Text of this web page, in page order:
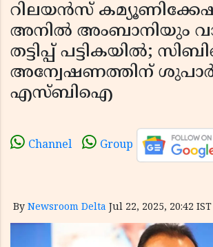
റിലയൻസ്
അനിൽ അംബാനിയും
തട്ടിപ്പ് പട്ടികയിൽ;
അന്വേഷണത്തിന്
എസ്ബിഐ
Channel Group
By Newsroom Delta Jul 22, 2025, 20:42 IST